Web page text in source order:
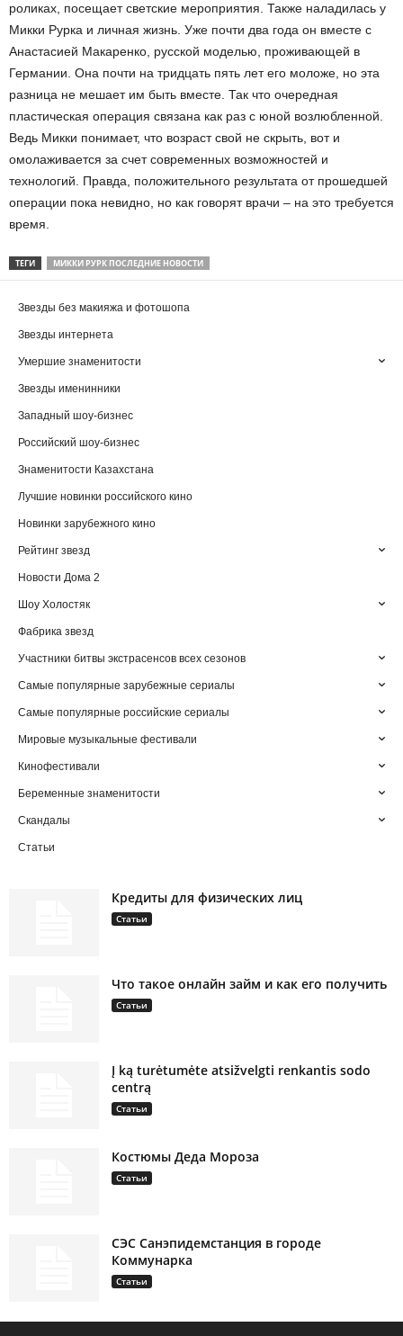
роликах, посещает светские мероприятия. Также наладилась у
Микки Рурка и личная жизнь. Уже почти два года он вместе с
Анастасией Макаренко, русской моделью, проживающей в
Германии. Она почти на тридцать пять лет его моложе, но эта
разница не мешает им быть вместе. Так что очередная
пластическая операция связана как раз с юной возлюбленной.
Ведь Микки понимает, что возраст свой не скрыть, вот и
омолаживается за счет современных возможностей и
технологий. Правда, положительного результата от прошедшей
операции пока невидно, но как говорят врачи – на это требуется
время.
ТЕГИ МИККИ РУРК ПОСЛЕДНИЕ НОВОСТИ
Звезды без макияжа и фотошопа
Звезды интернета
Умершие знаменитости
Звезды именинники
Западный шоу-бизнес
Российский шоу-бизнес
Знаменитости Казахстана
Лучшие новинки российского кино
Новинки зарубежного кино
Рейтинг звезд
Новости Дома 2
Шоу Холостяк
Фабрика звезд
Участники битвы экстрасенсов всех сезонов
Самые популярные зарубежные сериалы
Самые популярные российские сериалы
Мировые музыкальные фестивали
Кинофестивали
Беременные знаменитости
Скандалы
Статьи
Кредиты для физических лиц
Статьи
Что такое онлайн займ и как его получить
Статьи
Į ką turėtumėte atsižvelgti renkantis sodo
centrą
Статьи
Костюмы Деда Мороза
Статьи
СЭС Санэпидемстанция в городе
Коммунарка
Статьи